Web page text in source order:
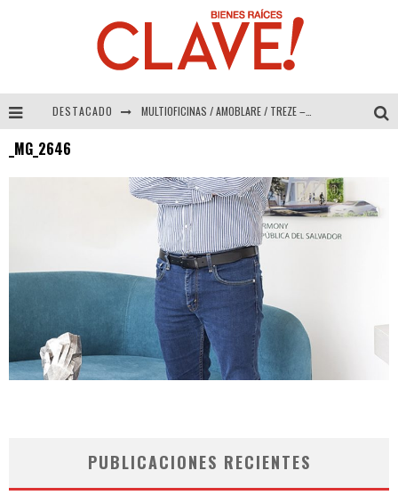
DESTACADO MULTIOFICINAS / AMOBLARE / TREZE – Especial Interiorismo & Decoración 2026
COLINEAL – Especial Interiorismo & Decoración 2026
ADRIANA HOYOS DESIGN STUDIO – Especial Interiorismo & Decoración 2026
_MG_2646
PUBLICACIONES RECIENTES